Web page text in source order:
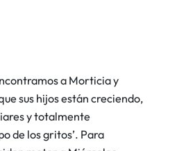
a Morticia y
sus hijos están creciendo,
y totalmente
de los gritos’. Para